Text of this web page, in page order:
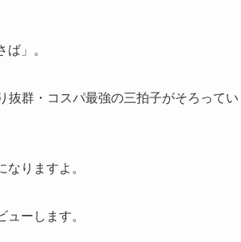
」。
抜群・コスパ最強の三拍子がそろってい
りますよ。
ーします。